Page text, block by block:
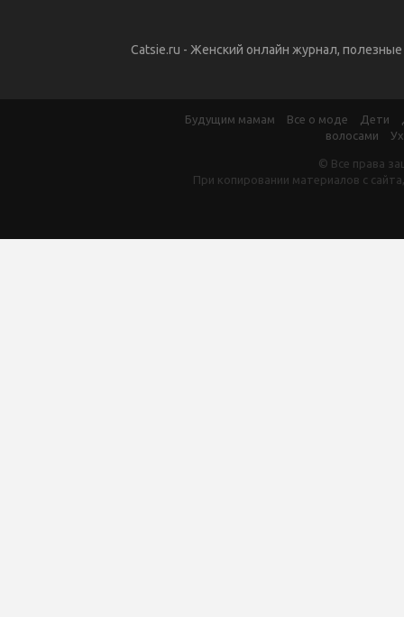
Catsie.ru - Женский онлайн журнал,
Будущим мамам Все о моде Дети
волосами
© Все права
При копировании материалов с